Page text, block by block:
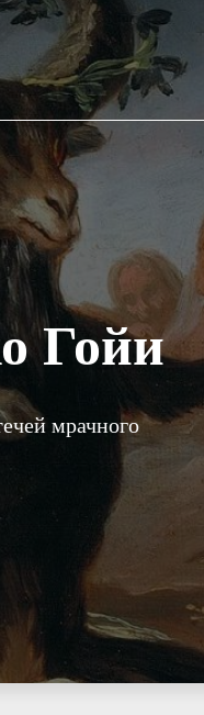
Гойи
мрачного